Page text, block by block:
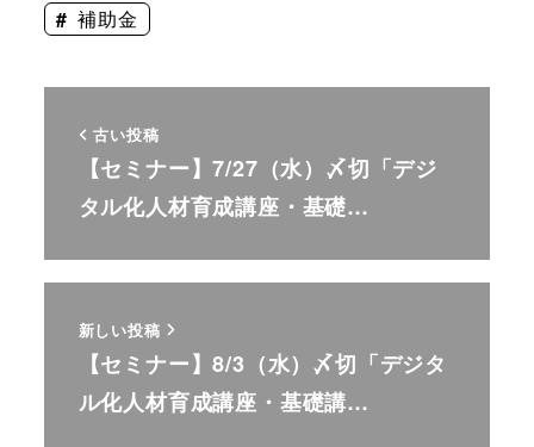
補助金
古い投稿
【セミナー】7/27（水）〆切「デジ
タル化人材育成講座・基礎…
新しい投稿
【セミナー】8/3（水）〆切「デジタ
ル化人材育成講座・基礎講…